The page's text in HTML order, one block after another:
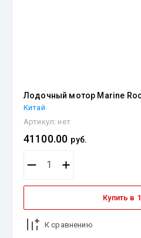
Лодочный мотор Marine
Китай
Артикул: нет
41100.00 руб.
Купить в
К сравнению